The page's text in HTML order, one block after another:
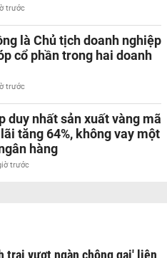
trước
là Chủ tịch doanh nghiệp
cổ phần trong hai doanh
trước
duy nhất sản xuất vàng mã
tăng 64%, không vay một
hàng
trước
trai vượt ngàn chông gai' liên